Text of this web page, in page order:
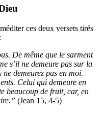
ces deux versets tirés
De même que le sarment
s’il ne demeure pas sur la
demeurez pas en moi.
Celui qui demeure en
beaucoup de fruit, car, en
(Jean 15, 4-5)